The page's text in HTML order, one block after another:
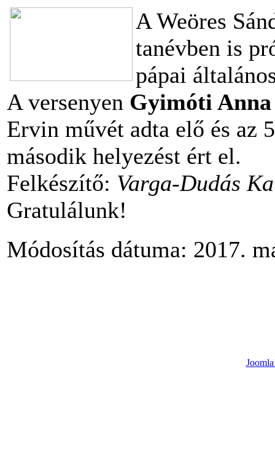
A Weöres
tanévben is
pápai
A versenyen Gyimóti
Ervin művét adta elő és az
második helyezést ért el.
Felkészítő: Varga-Dudás
Gratulálunk!
Módosítás dátuma: 2017.